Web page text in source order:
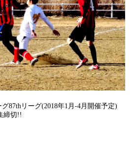
87thリーグ(2018年1月-4月開催予定)
締切!!